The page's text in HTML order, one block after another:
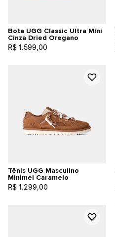
Bota UGG Classic Ultra Mini
Cinza Dried Oregano
R$ 1.599,00
Tênis UGG Masculino
Minimel Caramelo
R$ 1.299,00